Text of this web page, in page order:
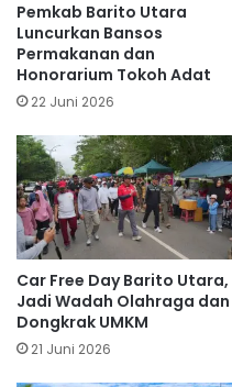
Pemkab Barito Utara
Luncurkan Bansos
Permakanan dan
Honorarium Tokoh Adat
22 Juni 2026
Car Free Day Barito Utara,
Jadi Wadah Olahraga dan
Dongkrak UMKM
21 Juni 2026